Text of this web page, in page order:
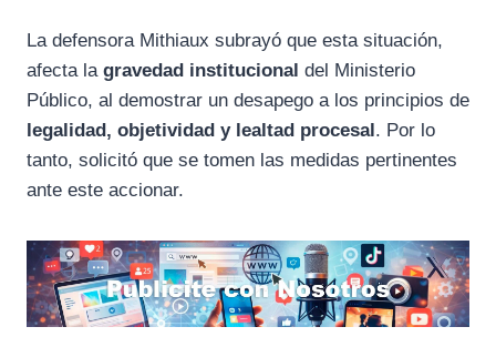
La defensora Mithiaux subrayó que esta situación,
afecta la gravedad institucional del Ministerio
Público, al demostrar un desapego a los principios de
legalidad, objetividad y lealtad procesal. Por lo
tanto, solicitó que se tomen las medidas pertinentes
ante este accionar.